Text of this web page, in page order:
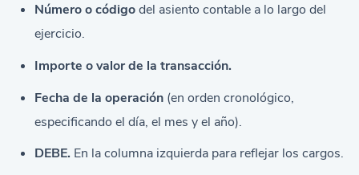
Número o códigodel asiento contable a lo largo del
ejercicio.
Importe o valor de la transacción.
Fecha de la operación (en orden cronológico,
especificando el día, el mes y el año).
DEBE. En la columna izquierda para reflejar los cargos.